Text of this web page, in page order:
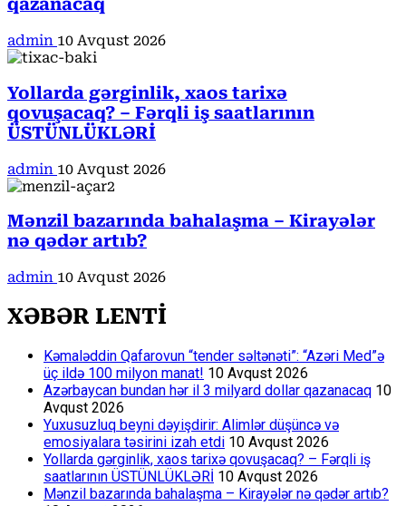
qazanacaq
admin 10 Avqust 2026
Yollarda gərginlik, xaos tarixə
qovuşacaq? – Fərqli iş saatlarının
ÜSTÜNLÜKLƏRİ
admin 10 Avqust 2026
Mənzil bazarında bahalaşma – Kirayələr
nə qədər artıb?
admin 10 Avqust 2026
XƏBƏR LENTİ
Kəmaləddin Qafarovun “tender səltənəti”: “Azəri Med”ə
üç ildə 100 milyon manat! 10 Avqust 2026
Azərbaycan bundan hər il 3 milyard dollar qazanacaq 10
Avqust 2026
Yuxusuzluq beyni dəyişdirir: Alimlər düşüncə və
emosiyalara təsirini izah etdi 10 Avqust 2026
Yollarda gərginlik, xaos tarixə qovuşacaq? – Fərqli iş
saatlarının ÜSTÜNLÜKLƏRİ 10 Avqust 2026
Mənzil bazarında bahalaşma – Kirayələr nə qədər artıb?